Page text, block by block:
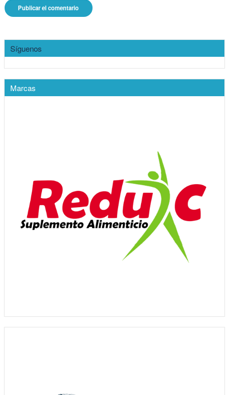
Síguenos
Marcas